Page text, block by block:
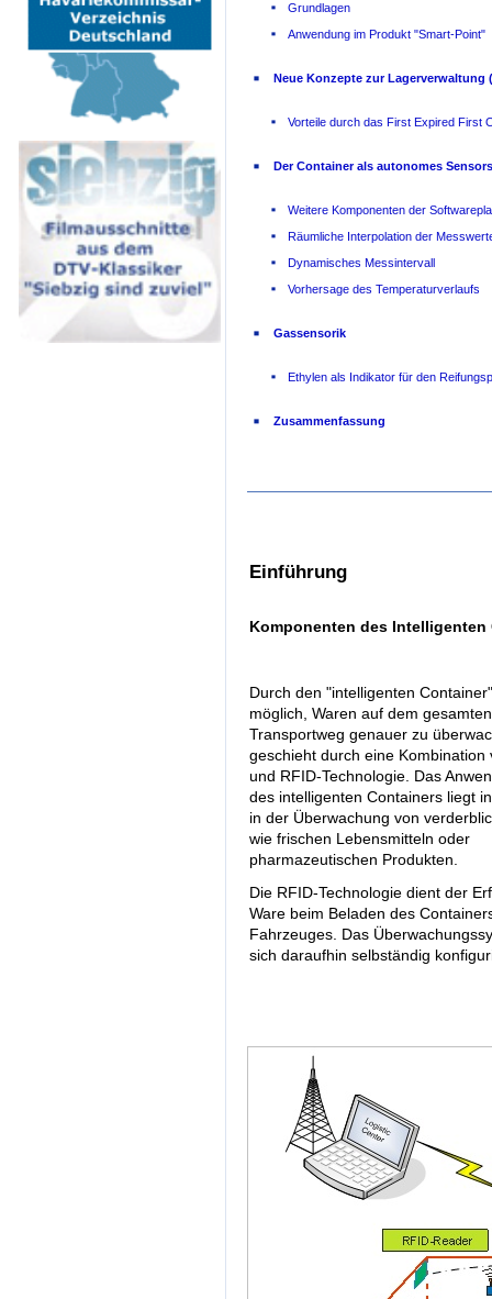
Grundlagen
Anwendung im Produkt "Smart-Point"
Neue Konzepte zur Lagerverwaltung
Vorteile durch das First Expired First
Der Container als autonomes
Weitere Komponenten der
Räumliche Interpolation der
Dynamisches Messintervall
Vorhersage des Temperaturverlaufs
Gassensorik
Ethylen als Indikator für den
Zusammenfassung
Einführung
Komponenten des Intelligenten
Durch den "intelligenten
möglich, Waren auf dem gesamten
Transportweg genauer zu
geschieht durch eine Kombination
und RFID-Technologie. Das
des intelligenten Containers liegt
in der Überwachung von
wie frischen Lebensmitteln oder
pharmazeutischen Produkten.
Die RFID-Technologie dient der
Ware beim Beladen des
Fahrzeuges. Das
sich daraufhin selbständig